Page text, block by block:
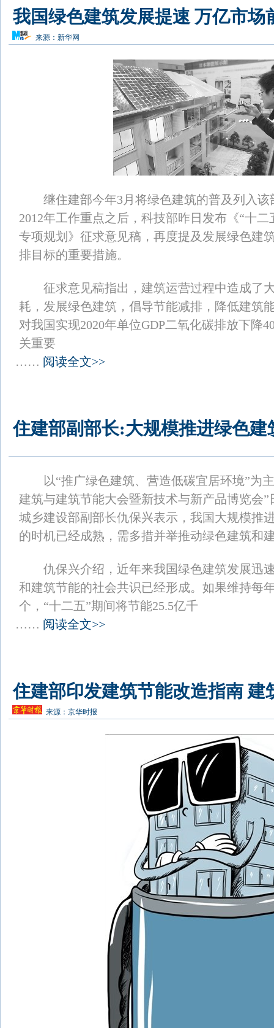
我国绿色建筑发展提速 万亿市场
来源： 新华网
继住建部今年3月将绿色建筑的普及列入该
2012年工作重点之后，科技部昨日发布《“十
专项规划》征求意见稿，再度提及发展绿色建
排目标的重要措施。
征求意见稿指出，建筑运营过程中造成了
耗，发展绿色建筑，倡导节能减排，降低建筑
对我国实现2020年单位GDP二氧化碳排放下降
关重要
…… 阅读全文>>
住建部副部长:大规模推进绿色建
以“推广绿色建筑、营造低碳宜居环境”为主
建筑与建筑节能大会暨新技术与新产品博览会
城乡建设部副部长仇保兴表示，我国大规模推
的时机已经成熟，需多措并举推动绿色建筑和
仇保兴介绍，近年来我国绿色建筑发展迅
和建筑节能的社会共识已经形成。如果维持每
个，“十二五”期间将节能25.5亿千
…… 阅读全文>>
住建部印发建筑节能改造指南 建
来源： 京华时报